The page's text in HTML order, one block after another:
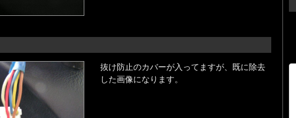
抜け防止のカバーが入ってますが、既に除去
した画像になります。